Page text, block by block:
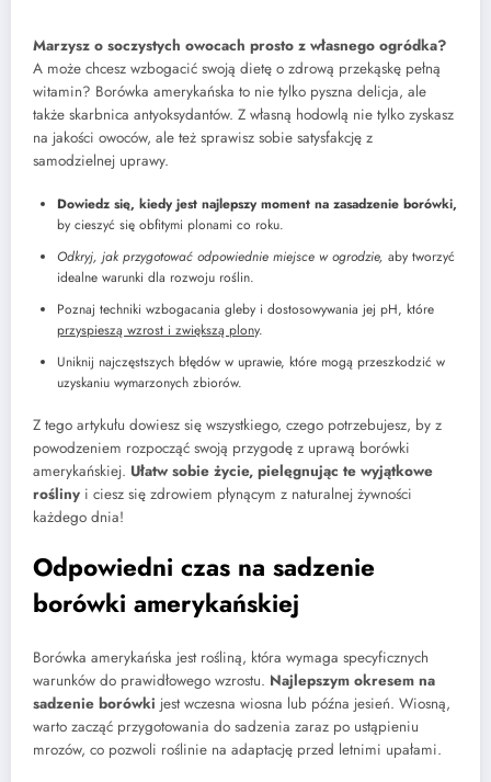
Marzysz o soczystych owocach prosto z własnego ogródka?
A może chcesz wzbogacić swoją dietę o zdrową przekąskę pełną
witamin? Borówka amerykańska to nie tylko pyszna delicja, ale
także skarbnica antyoksydantów. Z własną hodowlą nie tylko zyskasz
na jakości owoców, ale też sprawisz sobie satysfakcję z
samodzielnej uprawy.
Dowiedz się, kiedy jest najlepszy moment na zasadzenie borówki,
by cieszyć się obfitymi plonami co roku.
Odkryj, jak przygotować odpowiednie miejsce w ogrodzie, aby tworzyć
idealne warunki dla rozwoju roślin.
Poznaj techniki wzbogacania gleby i dostosowywania jej pH, które
przyspieszą wzrost i zwiększą plony.
Uniknij najczęstszych błędów w uprawie, które mogą przeszkodzić w
uzyskaniu wymarzonych zbiorów.
Z tego artykułu dowiesz się wszystkiego, czego potrzebujesz, by z
powodzeniem rozpocząć swoją przygodę z uprawą borówki
amerykańskiej. Ułatw sobie życie, pielęgnując te wyjątkowe
rośliny i ciesz się zdrowiem płynącym z naturalnej żywności
każdego dnia!
Odpowiedni czas na sadzenie
borówki amerykańskiej
Borówka amerykańska jest rośliną, która wymaga specyficznych
warunków do prawidłowego wzrostu. Najlepszym okresem na
sadzenie borówki jest wczesna wiosna lub późna jesień. Wiosną,
warto zacząć przygotowania do sadzenia zaraz po ustąpieniu
mrozów, co pozwoli roślinie na adaptację przed letnimi upałami.